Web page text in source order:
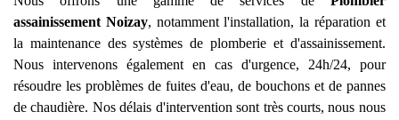
assainissement Noizay, notamment l'installation, la réparation et
la maintenance des systèmes de plomberie et d'assainissement.
Nous intervenons également en cas d'urgence, 24h/24, pour
résoudre les problèmes de fuites d'eau, de bouchons et de pannes
de chaudière. Nos délais d'intervention sont très courts, nous nous